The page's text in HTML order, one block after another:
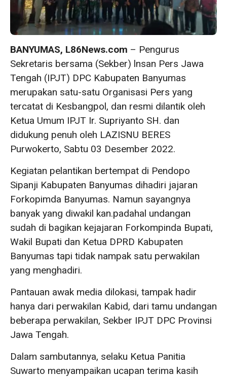
BANYUMAS, L86News.com – Pengurus
Sekretaris bersama (Sekber) lnsan Pers Jawa
Tengah (IPJT) DPC Kabupaten Banyumas
merupakan satu-satu Organisasi Pers yang
tercatat di Kesbangpol, dan resmi dilantik oleh
Ketua Umum IPJT Ir. Supriyanto SH. dan
didukung penuh oleh LAZISNU BERES
Purwokerto, Sabtu 03 Desember 2022.
Kegiatan pelantikan bertempat di Pendopo
Sipanji Kabupaten Banyumas dihadiri jajaran
Forkopimda Banyumas. Namun sayangnya
banyak yang diwakil kan.padahal undangan
sudah di bagikan kejajaran Forkompinda Bupati,
Wakil Bupati dan Ketua DPRD Kabupaten
Banyumas tapi tidak nampak satu perwakilan
yang menghadiri.
Pantauan awak media dilokasi, tampak hadir
hanya dari perwakilan Kabid, dari tamu undangan
beberapa perwakilan, Sekber IPJT DPC Provinsi
Jawa Tengah.
Dalam sambutannya, selaku Ketua Panitia
Suwarto menyampaikan ucapan terima kasih